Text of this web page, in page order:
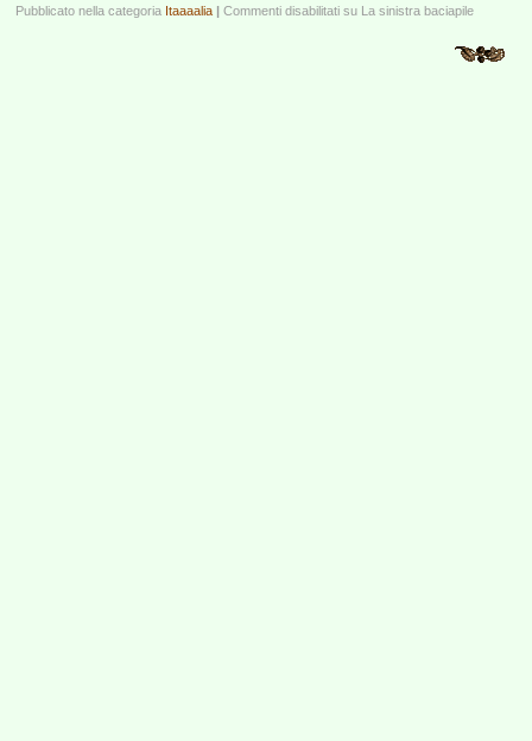
Pubblicato nella categoria Itaaaalia | Commenti disabilitati su La sinistra baciapile